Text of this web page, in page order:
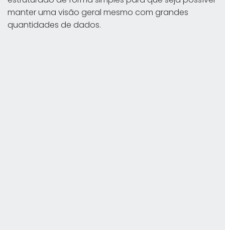
manter uma visão geral mesmo com grandes
quantidades de dados.